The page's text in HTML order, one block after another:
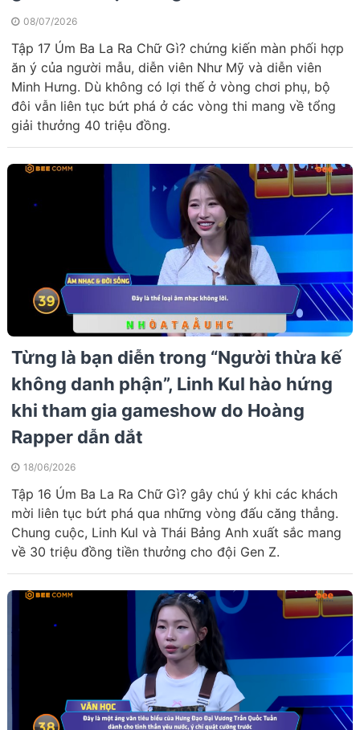
08/07/2026
Tập 17 Úm Ba La Ra Chữ Gì? chứng kiến màn phối hợp
ăn ý của người mẫu, diễn viên Như Mỹ và diễn viên
Minh Hưng. Dù không có lợi thế ở vòng chơi phụ, bộ
đôi vẫn liên tục bứt phá ở các vòng thi mang về tổng
giải thưởng 40 triệu đồng.
Từng là bạn diễn trong “Người thừa kế
không danh phận”, Linh Kul hào hứng
khi tham gia gameshow do Hoàng
Rapper dẫn dắt
18/06/2026
Tập 16 Úm Ba La Ra Chữ Gì? gây chú ý khi các khách
mời liên tục bứt phá qua những vòng đấu căng thẳng.
Chung cuộc, Linh Kul và Thái Bảng Anh xuất sắc mang
về 30 triệu đồng tiền thưởng cho đội Gen Z.